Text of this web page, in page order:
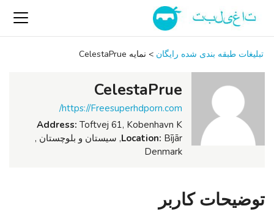
تبلیغات طبقه بندی شده رایگان > نمایه CelestaPrue
CelestaPrue
https://Freesuperhdporn.com/
Address: Toftvej 61, Kobenhavn K
Location:Bījār, سیستان و بلوچستان ,
Denmark
توضیحات کاربر